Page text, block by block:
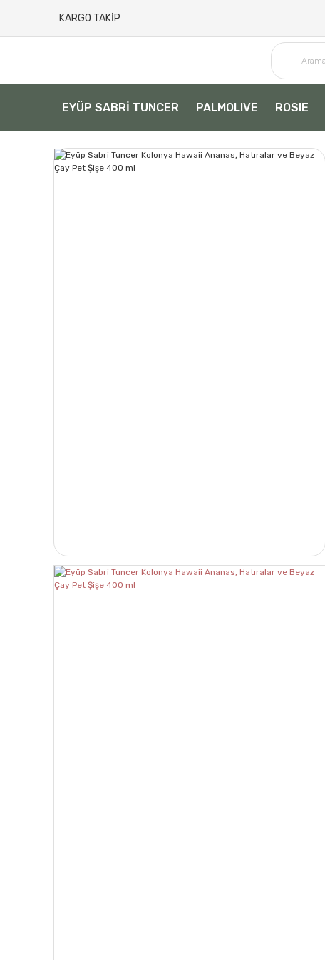
KARGO TAKİP
EYÜP SABRİ TUNCER PALMOLIVE ROSIE